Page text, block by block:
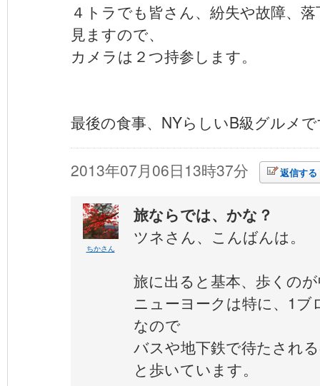
４トラでも皆さん、紛失や故障、
見ますので、
カメラは２つ持参します。
最後の食事、NYらしいB級グルメ
2013年07月06日13時37分 返信する
ちかさん
旅ならでは、かな？
ツネさん、こんばんは。
旅に出ると基本、歩くの
ニューヨークは特に、1
なので
バスや地下鉄で待たされ
と歩いています。